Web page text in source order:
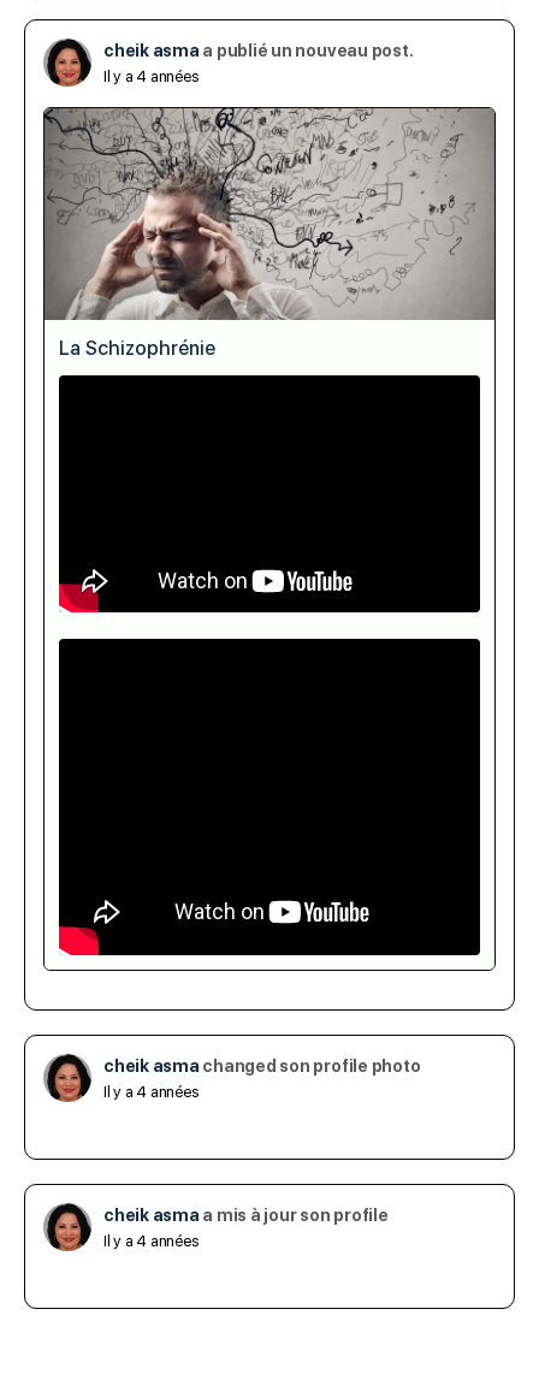
cheik asma a publié un nouveau post.
Il y a 4 années
La Schizophrénie
cheik asma changed son profile photo
Il y a 4 années
cheik asma a mis à jour son profile
Il y a 4 années